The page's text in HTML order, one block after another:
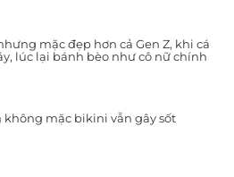
mặc đẹp hơn cả Gen Z, khi cá
lúc lại bánh bèo như cô nữ chính
không mặc bikini vẫn gây sốt